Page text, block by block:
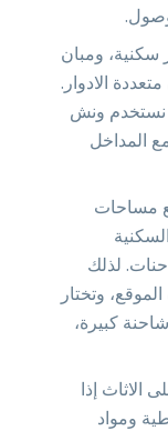
سكنية، ومبان
الادوار.
نستخدم ونش
المداخل
مساحات
لذلك
وتختار
كبيرة،
الاثاث إذا
ومواد